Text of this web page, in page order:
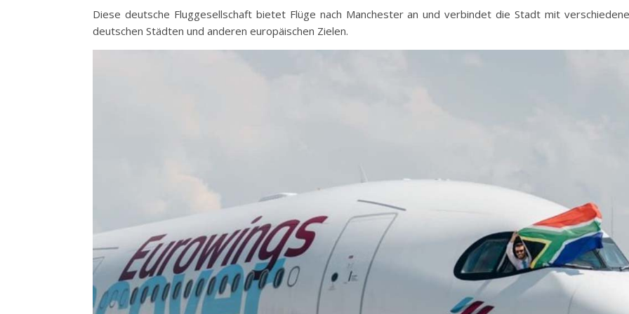
Diese deutsche Fluggesellschaft bietet Flüge nach Manchester an und verbindet die Stadt mit
deutschen Städten und anderen europäischen Zielen.